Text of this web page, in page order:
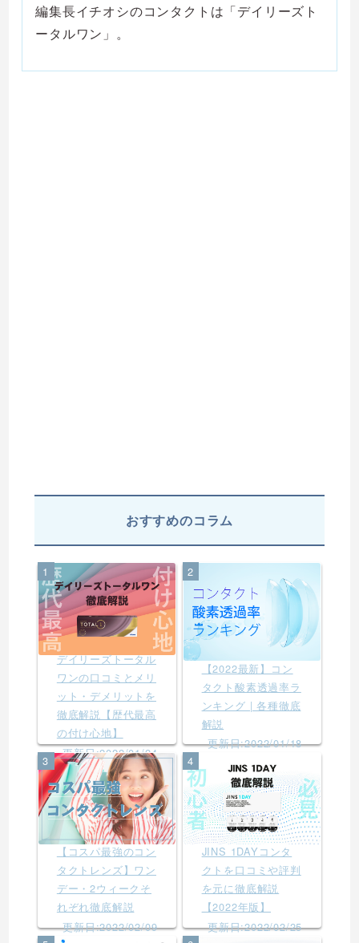
編集長イチオシのコンタクトは「デイリーズト
ータルワン」。
おすすめのコラム
1
デイリーズトータル
ワンの口コミとメリ
ット・デメリットを
徹底解説【歴代最高
の付け心地】
更新日:2022/01/24
2
【2022最新】コン
タクト酸素透過率ラ
ンキング | 各種徹底
解説
更新日:2022/01/18
3
【コスパ最強のコン
タクトレンズ】ワン
デー・2ウィークそ
れぞれ徹底解説
更新日:2022/02/09
4
JINS 1DAYコンタ
クトを口コミや評判
を元に徹底解説
【2022年版】
更新日:2022/02/25